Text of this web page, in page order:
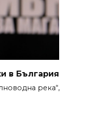
в България
река“,